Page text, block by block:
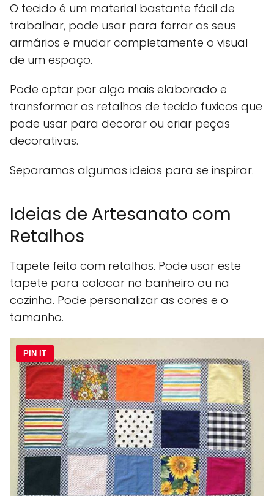
O tecido é um material bastante fácil de
trabalhar, pode usar para forrar os seus
armários e mudar completamente o visual
de um espaço.
Pode optar por algo mais elaborado e
transformar os retalhos de tecido fuxicos que
pode usar para decorar ou criar peças
decorativas.
Separamos algumas ideias para se inspirar.
Ideias de Artesanato com
Retalhos
Tapete feito com retalhos. Pode usar este
tapete para colocar no banheiro ou na
cozinha. Pode personalizar as cores e o
tamanho.
PIN IT